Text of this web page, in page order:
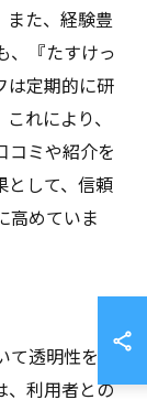
また、経験豊
、『たすけっ
は定期的に研
れにより、
コミや紹介を
として、信頼
高めていま
透明性を追
、利用者との